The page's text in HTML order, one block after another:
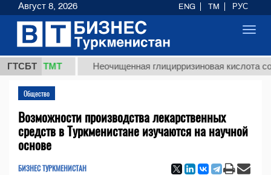
ГТСБТ
ТМТ Неочищенная глицирризиновая кислота
Общество
Возможности производства лекарственных
средств в Туркменистане изучаются на научной
основе
БИЗНЕС ТУРКМЕНИСТАН
Август 8, 2026 ENG TM РУС